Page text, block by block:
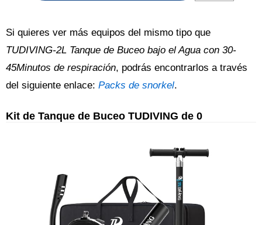
Si quieres ver más equipos del mismo tipo que
TUDIVING-2L Tanque de Buceo bajo el Agua con 30-
45Minutos de respiración, podrás encontrarlos a través
del siguiente enlace: Packs de snorkel.
Kit de Tanque de Buceo TUDIVING de 0